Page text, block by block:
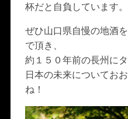
杯だと自負しています。
ぜひ山口県自慢の地酒
で頂き、
約１５０年前の長州に
日本の未来についてお
ね！